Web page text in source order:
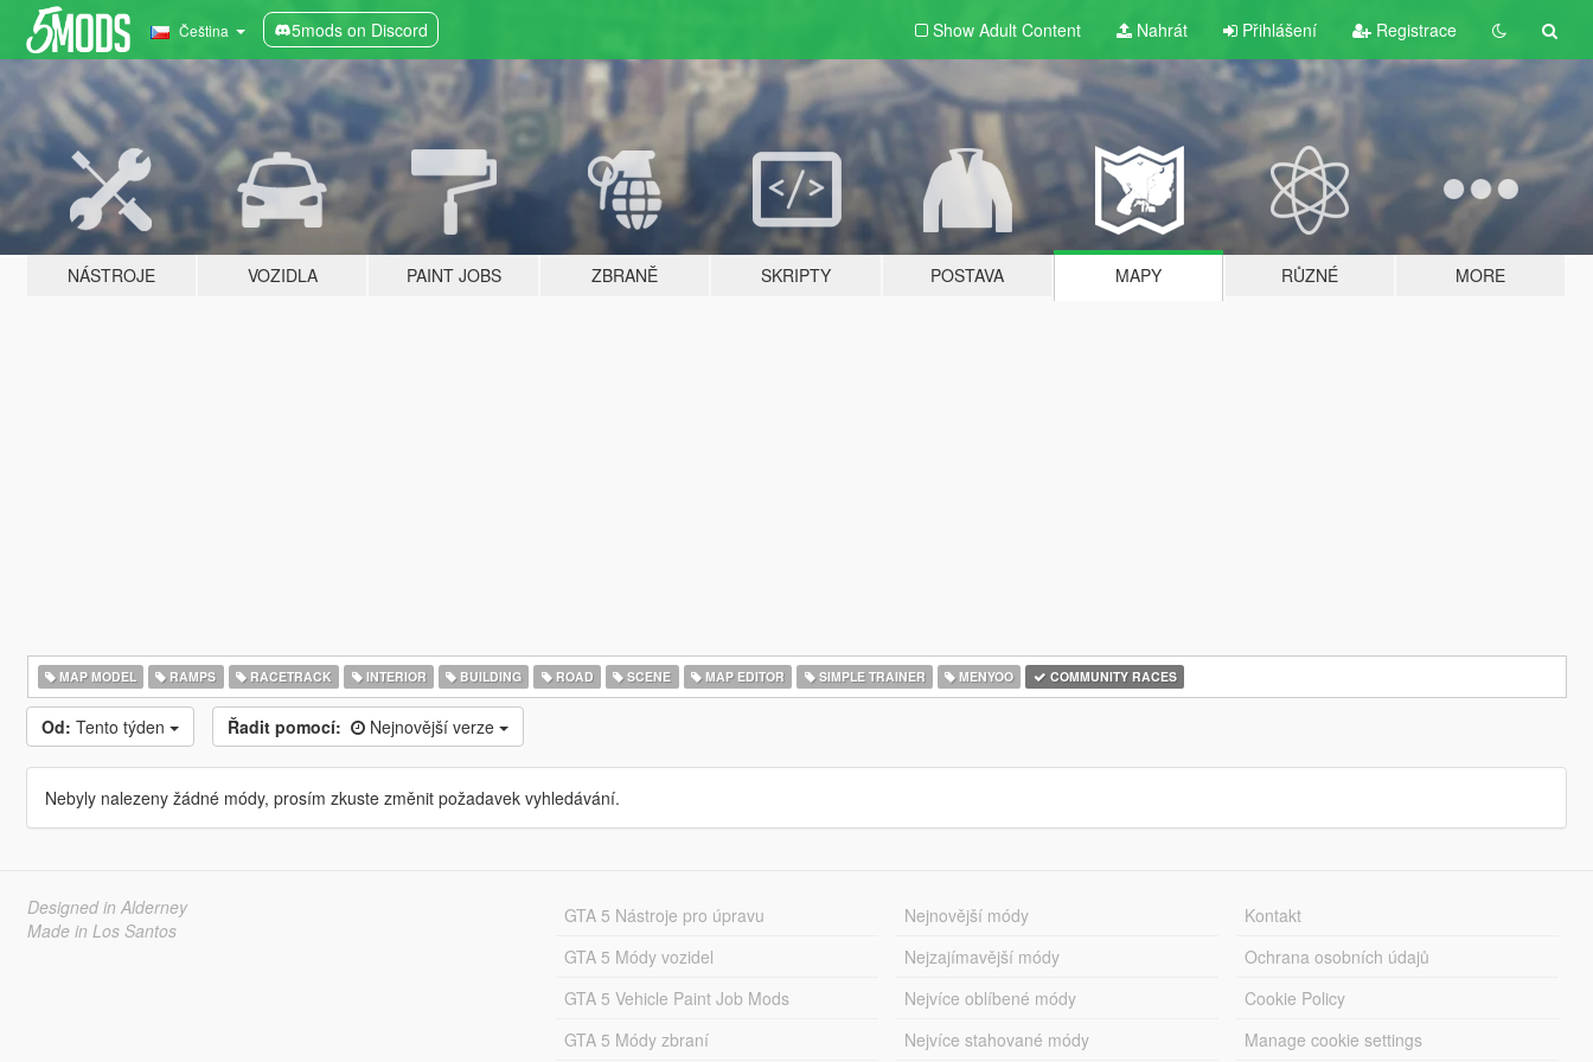
Čeština 5mods on Discord Show Adult Content Nahrát Přihlášení Registrace
NÁSTROJE VOZIDLA PAINT JOBS ZBRANĚ SKRIPTY POSTAVA MAPY RŮZNÉ MORE
MAP MODEL RAMPS RACETRACK INTERIOR BUILDING ROAD SCENE MAP EDITOR SIMPLE TRAINER MENYOO COMMUNITY RACES
Od: Tento týden Řadit pomocí: Nejnovější verze
Nebyly nalezeny žádné módy, prosím zkuste změnit požadavek vyhledávání.
Designed in Alderney
Made in Los Santos
GTA 5 Nástroje pro úpravu
GTA 5 Módy vozidel
GTA 5 Vehicle Paint Job Mods
GTA 5 Módy zbraní
Nejnovější módy
Nejzajímavější módy
Nejvíce oblíbené módy
Nejvíce stahované módy
Kontakt
Ochrana osobních údajů
Cookie Policy
Manage cookie settings